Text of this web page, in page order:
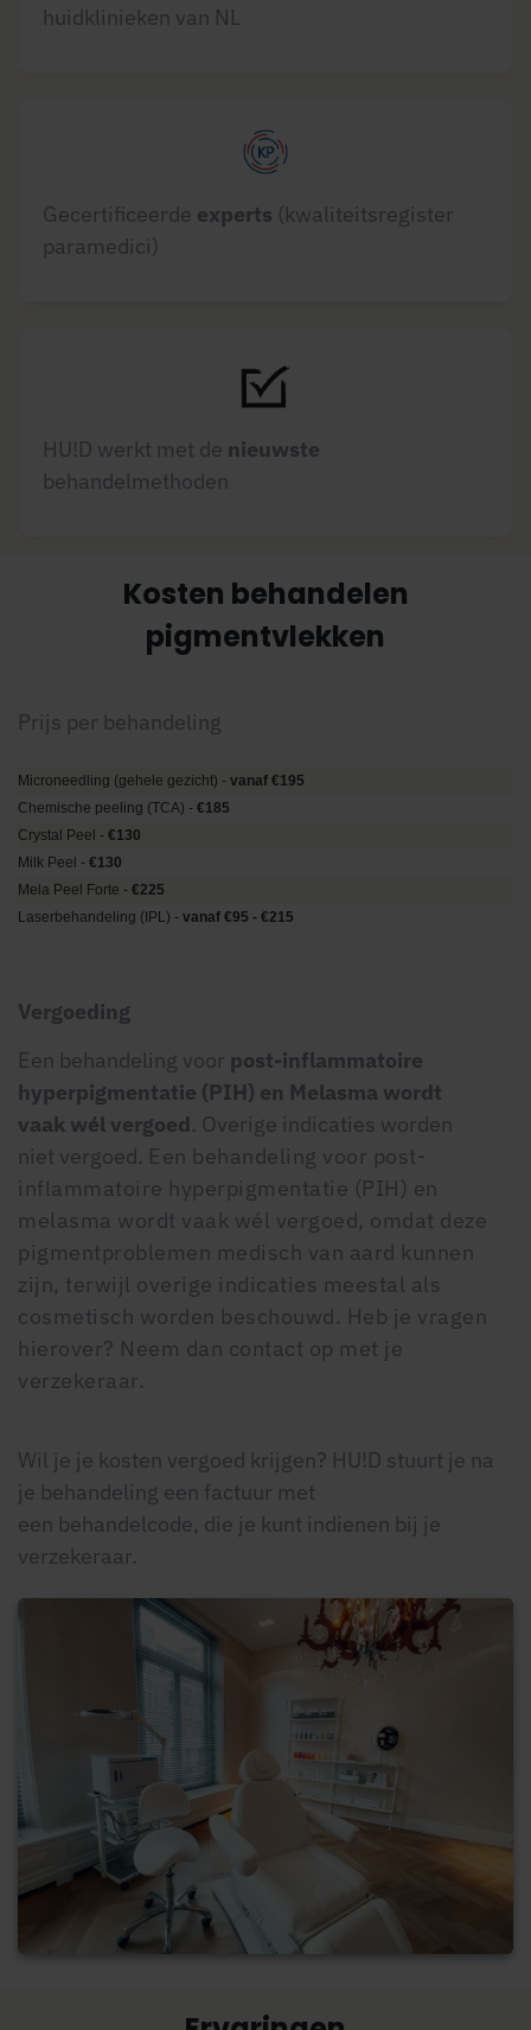
huidklinieken van NL
Gecertificeerde experts (kwaliteitsregister
paramedici)
HU!D werkt met de nieuwste
behandelmethoden
Kosten behandelen
pigmentvlekken
Prijs per behandeling
Microneedling (gehele gezicht) - vanaf €195
Chemische peeling (TCA) - €185
Crystal Peel - €130
Milk Peel - €130
Mela Peel Forte - €225
Laserbehandeling (IPL) - vanaf €95 - €215
Vergoeding
Een behandeling voor post-inflammatoire
hyperpigmentatie (PIH) en Melasma wordt
vaak wél vergoed. Overige indicaties worden
niet vergoed. Een behandeling voor post-
inflammatoire hyperpigmentatie (PIH) en
melasma wordt vaak wél vergoed, omdat deze
pigmentproblemen medisch van aard kunnen
zijn, terwijl overige indicaties meestal als
cosmetisch worden beschouwd. Heb je vragen
hierover? Neem dan contact op met je
verzekeraar.
Wil je je kosten vergoed krijgen? HU!D stuurt je na
je behandeling een factuur met
een behandelcode, die je kunt indienen bij je
verzekeraar.